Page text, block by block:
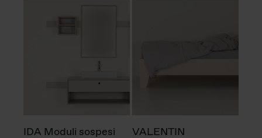
IDA Moduli sospesi
VALENTIN